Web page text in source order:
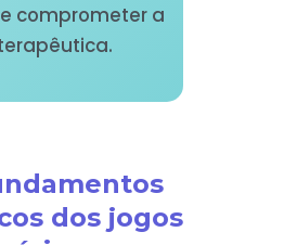
comprometer a
dos jogos